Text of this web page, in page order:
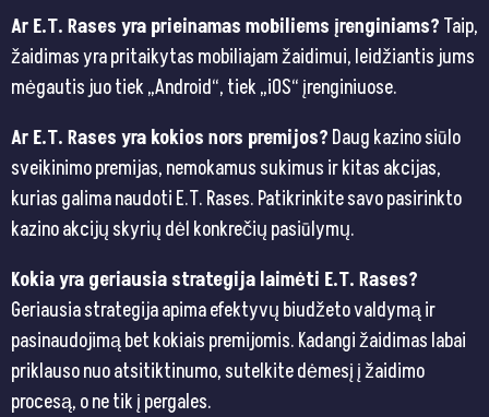
Ar E.T. Rases yra prieinamas mobiliems įrenginiams? Taip,
žaidimas yra pritaikytas mobiliajam žaidimui, leidžiantis jums
mėgautis juo tiek „Android“, tiek „iOS“ įrenginiuose.
Ar E.T. Rases yra kokios nors premijos? Daug kazino siūlo
sveikinimo premijas, nemokamus sukimus ir kitas akcijas,
kurias galima naudoti E.T. Rases. Patikrinkite savo pasirinkto
kazino akcijų skyrių dėl konkrečių pasiūlymų.
Kokia yra geriausia strategija laimėti E.T. Rases?
Geriausia strategija apima efektyvų biudžeto valdymą ir
pasinaudojimą bet kokiais premijomis. Kadangi žaidimas labai
priklauso nuo atsitiktinumo, sutelkite dėmesį į žaidimo
procesą, o ne tik į pergales.